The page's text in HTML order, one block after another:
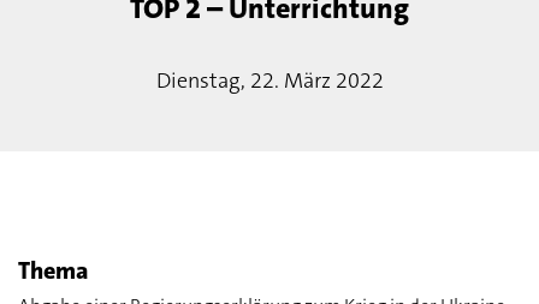
TOP 2 – Unterrichtung
Dienstag, 22. März 2022
Thema